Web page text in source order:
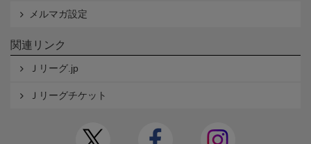
メルマガ設定
関連リンク
Ｊリーグ.jp
Ｊリーグチケット